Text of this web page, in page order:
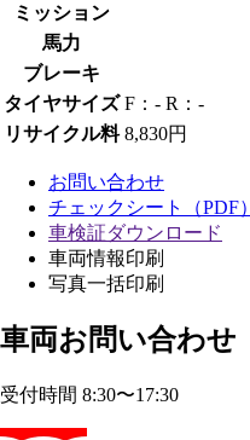
ミッション
馬力
ブレーキ
タイヤサイズ F：- R：-
リサイクル料 8,830円
お問い合わせ
チェックシート（PDF）
車検証ダウンロード
車両情報印刷
写真一括印刷
車両お問い合わせ
受付時間 8:30〜17:30